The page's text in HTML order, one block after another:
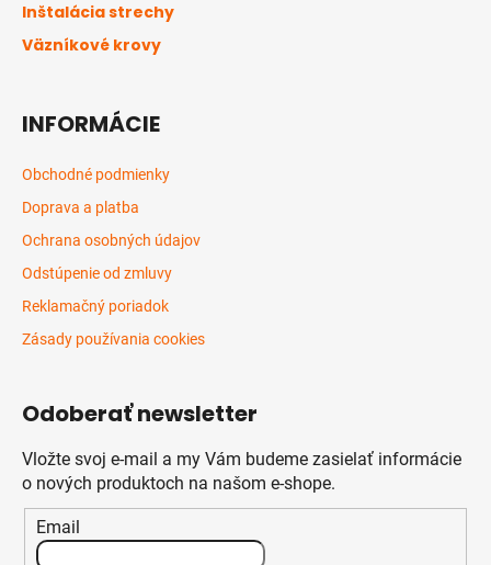
Inštalácia strechy
Väzníkové krovy
INFORMÁCIE
Obchodné podmienky
Doprava a platba
Ochrana osobných údajov
Odstúpenie od zmluvy
Reklamačný poriadok
Zásady používania cookies
Odoberať newsletter
Vložte svoj e-mail a my Vám budeme zasielať informácie
o nových produktoch na našom e-shope.
Email